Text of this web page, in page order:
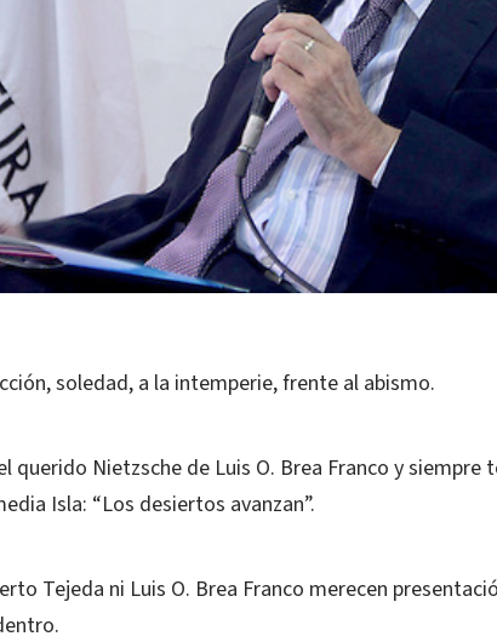
soledad, a la intemperie, frente al abismo.
querido Nietzsche de Luis O. Brea Franco y
Isla: “Los desiertos avanzan”.
Tejeda ni Luis O. Brea Franco merecen